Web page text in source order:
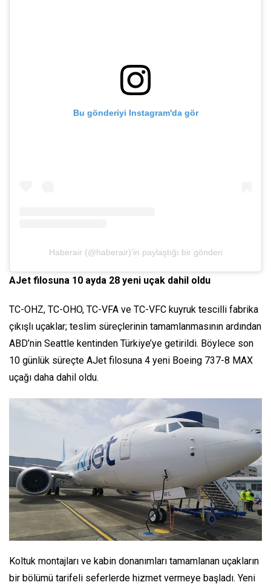
Bu gönderiyi Instagram'da gör
Haberair (@haberair)'in paylaştığı bir gönderi
AJet filosuna 10 ayda 28 yeni uçak dahil oldu
TC-OHZ, TC-OHO, TC-VFA ve TC-VFC kuyruk tescilli fabrika
çıkışlı uçaklar; teslim süreçlerinin tamamlanmasının ardından
ABD’nin Seattle kentinden Türkiye’ye getirildi. Böylece son
10 günlük süreçte AJet filosuna 4 yeni Boeing 737-8 MAX
uçağı daha dahil oldu.
Koltuk montajları ve kabin donanımları tamamlanan uçakların
bir bölümü tarifeli seferlerde hizmet vermeye başladı. Yeni